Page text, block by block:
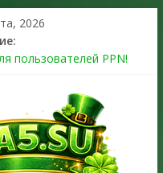
2026
пользователей PPN!
Online уже 14 июля
Club ошибка #1.500.7:
без проблем в 2026
Online по программе